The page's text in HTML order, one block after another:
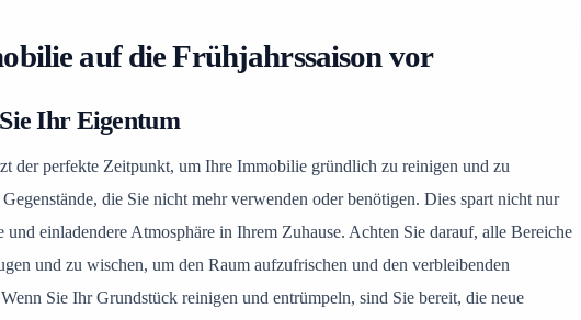
auf die Frühjahrssaison vor
Ihr Eigentum
der perfekte Zeitpunkt, um Ihre Immobilie gründlich zu reinigen und zu
die Sie nicht mehr verwenden oder benötigen. Dies spart nicht nur
und einladendere Atmosphäre in Ihrem Zuhause. Achten Sie darauf, alle Bereiche
und zu wischen, um den Raum aufzufrischen und den verbleibenden
Sie Ihr Grundstück reinigen und entrümpeln, sind Sie bereit, die neue